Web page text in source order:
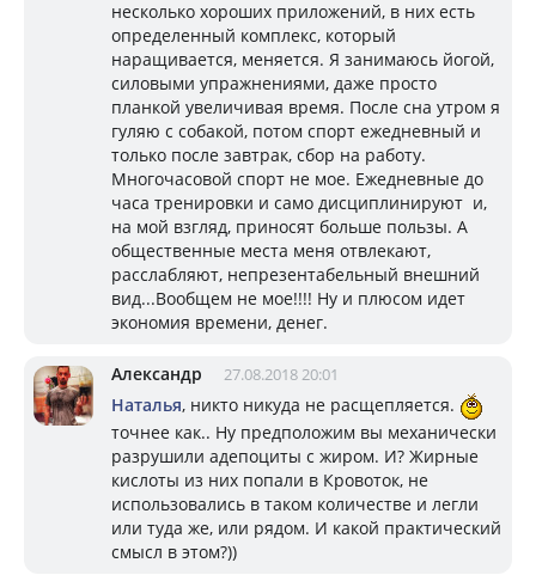
несколько хороших приложений, в них есть
определенный комплекс, который
наращивается, меняется. Я занимаюсь йогой,
силовыми упражнениями, даже просто
планкой увеличивая время. После сна утром я
гуляю с собакой, потом спорт ежедневный и
только после завтрак, сбор на работу.
Многочасовой спорт не мое. Ежедневные до
часа тренировки и само дисциплинируют и,
на мой взгляд, приносят больше пользы. А
общественные места меня отвлекают,
расслабляют, непрезентабельный внешний
вид...Вообщем не мое!!!! Ну и плюсом идет
экономия времени, денег.
Александр 27.08.2018 20:01
Наталья, никто никуда не расщепляется.
точнее как.. Ну предположим вы механически
разрушили адепоциты с жиром. И? Жирные
кислоты из них попали в Кровоток, не
использовались в таком количестве и легли
или туда же, или рядом. И какой практический
смысл в этом?))